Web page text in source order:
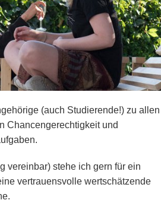
(auch Studierende!) zu allen
Chancengerechtigkeit und
vereinbar) stehe ich gern für ein
vertrauensvolle wertschätzende